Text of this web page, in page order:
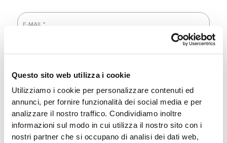
Questo sito web utilizza i cookie
Utilizziamo i cookie per personalizzare contenuti ed
annunci, per fornire funzionalità dei social media e per
analizzare il nostro traffico. Condividiamo inoltre
informazioni sul modo in cui utilizza il nostro sito con i
nostri partner che si occupano di analisi dei dati web,
E-MAIL *
E-MAIL